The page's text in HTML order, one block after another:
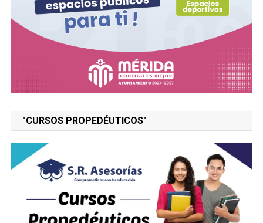
"CURSOS PROPEDÉUTICOS"